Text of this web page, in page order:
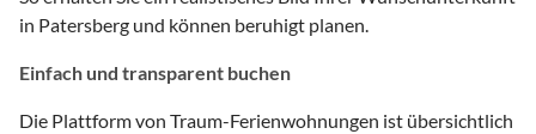
in Patersberg und können beruhigt planen.
Einfach und transparent buchen
Die Plattform von Traum-Ferienwohnungen ist übersichtlich